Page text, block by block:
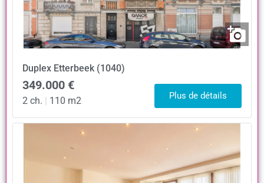
Duplex Etterbeek (1040)
349.000 €
2 ch. 110 m2 Plus de détails